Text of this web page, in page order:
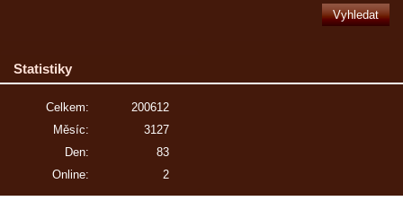
Statistiky
Online: 2
Celkem:
200612
Měsíc:
3127
Den:
83